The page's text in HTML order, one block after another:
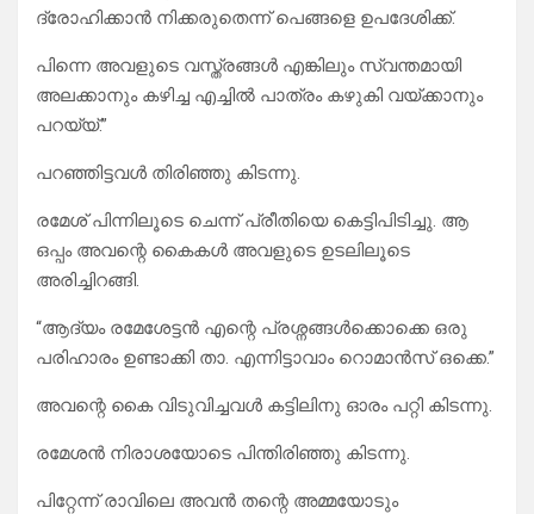
ദ്രോഹിക്കാൻ നിക്കരുതെന്ന് പെങ്ങളെ ഉപദേശിക്ക്.
പിന്നെ അവളുടെ വസ്ത്രങ്ങൾ എങ്കിലും സ്വന്തമായി
അലക്കാനും കഴിച്ച എച്ചിൽ പാത്രം കഴുകി വയ്ക്കാനും
പറയ്യ്.”
പറഞ്ഞിട്ടവൾ തിരിഞ്ഞു കിടന്നു.
രമേശ്‌ പിന്നിലൂടെ ചെന്ന് പ്രീതിയെ കെട്ടിപിടിച്ചു. ആ
ഒപ്പം അവന്റെ കൈകൾ അവളുടെ ഉടലിലൂടെ
അരിച്ചിറങ്ങി.
“ആദ്യം രമേശേട്ടൻ എന്റെ പ്രശ്നങ്ങൾക്കൊക്കെ ഒരു
പരിഹാരം ഉണ്ടാക്കി താ. എന്നിട്ടാവാം റൊമാൻസ് ഒക്കെ.”
അവന്റെ കൈ വിടുവിച്ചവൾ കട്ടിലിനു ഓരം പറ്റി കിടന്നു.
രമേശൻ നിരാശയോടെ പിന്തിരിഞ്ഞു കിടന്നു.
പിറ്റേന്ന് രാവിലെ അവൻ തന്റെ അമ്മയോടും